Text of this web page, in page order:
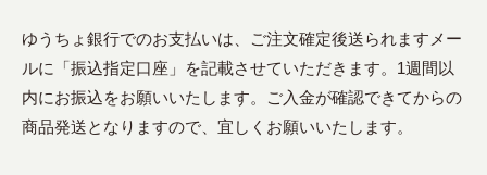
ゆうちょ銀行でのお支払いは、ご注文確定後送られますメー
ルに「振込指定口座」を記載させていただきます。1週間以
内にお振込をお願いいたします。ご入金が確認できてからの
商品発送となりますので、宜しくお願いいたします。